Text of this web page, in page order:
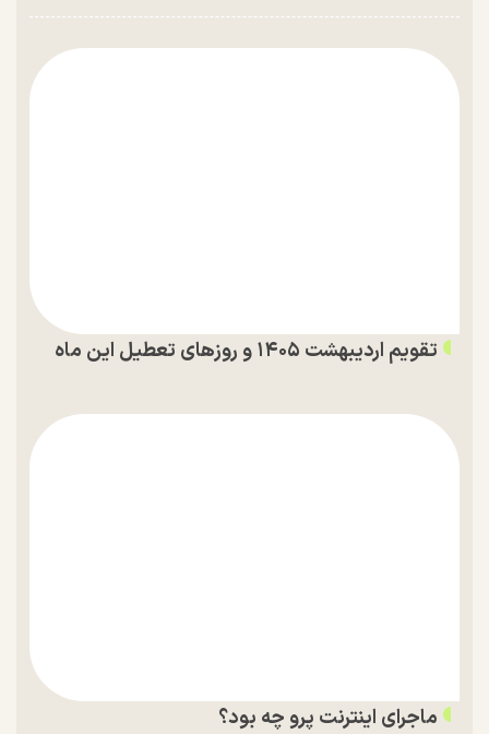
تقویم اردیبهشت ۱۴۰۵ و روز‌های تعطیل این ماه
ماجرای اینترنت پرو چه بود؟